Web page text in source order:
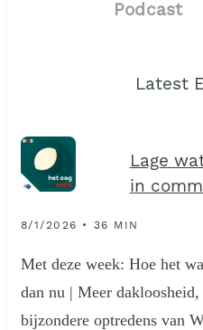
Podcast
Latest
Lage
in
8/1/2026 • 36 MIN
Met deze week: Hoe het
dan nu | Meer
bijzondere optredens van